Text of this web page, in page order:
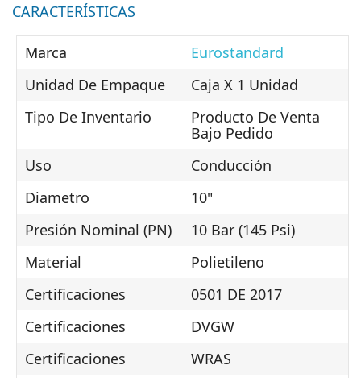
CARACTERÍSTICAS
Marca
Eurostandard
Unidad De Empaque
Caja X 1 Unidad
Tipo De Inventario
Producto De Venta
Bajo Pedido
Uso
Conducción
Diametro
10"
Presión Nominal (PN)
10 Bar (145 Psi)
Material
Polietileno
Certificaciones
0501 DE 2017
Certificaciones
DVGW
Certificaciones
WRAS